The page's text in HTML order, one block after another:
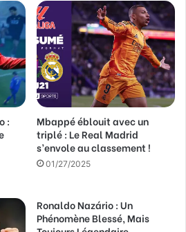
:
Mbappé éblouit avec un
triplé : Le Real Madrid
s’envole au classement !
01/27/2025
Ronaldo Nazário : Un
Phénomène Blessé, Mais